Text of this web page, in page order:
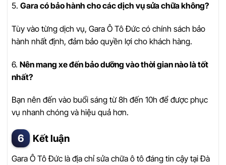
5. Gara có bảo hành cho các dịch vụ sửa chữa không?
Tùy vào từng dịch vụ, Gara Ô Tô Đức có chính sách bảo
hành nhất định, đảm bảo quyền lợi cho khách hàng.
6. Nên mang xe đến bảo dưỡng vào thời gian nào là tốt
nhất?
Bạn nên đến vào buổi sáng từ 8h đến 10h để được phục
vụ nhanh chóng và hiệu quả hơn.
Kết luận
Gara Ô Tô Đức là địa chỉ sửa chữa ô tô đáng tin cậy tại Đà